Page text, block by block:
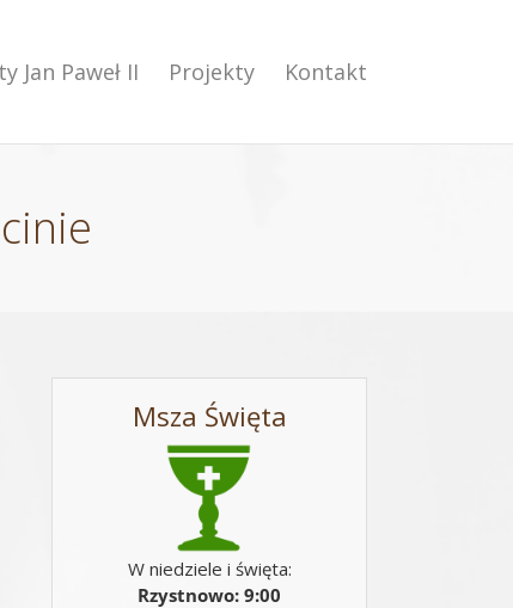
Jan Paweł II Projekty Kontakt
Msza Święta
W niedziele i święta:
Rzystnowo: 9:00